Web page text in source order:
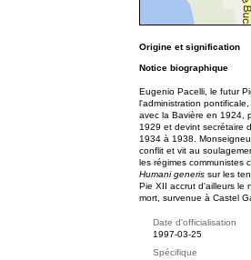
Origine et signification
Notice biographique
Eugenio Pacelli, le futur
l'administration
avec la Bavière en 1924,
1929 et devint secrétaire
1934 à 1938.
conflit et vit au
les régimes communistes
Humani generis sur les
Pie XII accrut d'ailleurs le
mort, survenue à Castel
Date d'officialisation
1997-03-25
Spécifique